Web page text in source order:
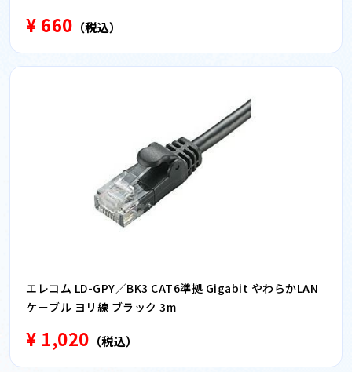
¥ 660 （税込）
エレコム LD-GPY／BK3 CAT6準拠 Gigabit やわらかLAN
ケーブル ヨリ線 ブラック 3m
¥ 1,020 （税込）